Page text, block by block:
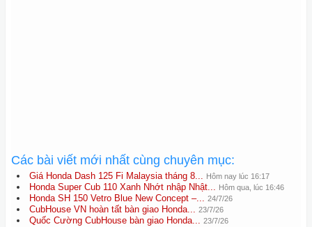
Các bài viết mới nhất cùng chuyên mục:
Giá Honda Dash 125 Fi Malaysia tháng 8... Hôm nay lúc 16:17
Honda Super Cub 110 Xanh Nhớt nhập Nhật... Hôm qua, lúc 16:46
Honda SH 150 Vetro Blue New Concept –... 24/7/26
CubHouse VN hoàn tất bàn giao Honda... 23/7/26
Quốc Cường CubHouse bàn giao Honda... 23/7/26